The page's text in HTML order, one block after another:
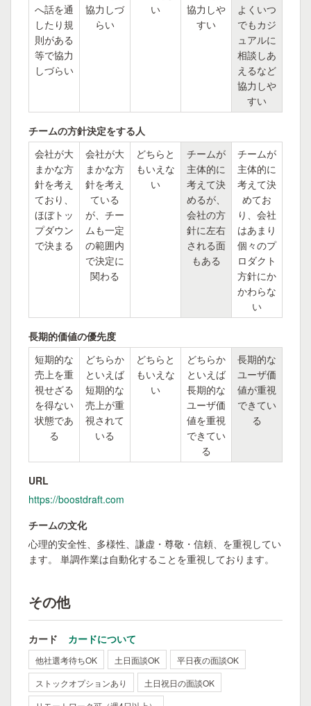
へ話を通
したり規
則がある
等で協力
しづらい
協力しづ
らい
い
協力しや
すい
よくいつ
でもカジ
ュアルに
相談しあ
えるなど
協力しや
すい
チームの方針決定をする人
会社が大
まかな方
針を考え
ており、
ほぼトッ
プダウン
で決まる
会社が大
まかな方
針を考え
ている
が、チー
ムも一定
の範囲内
で決定に
関わる
どちらと
もいえな
い
チームが
主体的に
考えて決
めるが、
会社の方
針に左右
される面
もある
チームが
主体的に
考えて決
めてお
り、会社
はあまり
個々のプ
ロダクト
方針にか
かわらな
い
長期的価値の優先度
短期的な
売上を重
視せざる
を得ない
状態であ
る
どちらか
といえば
短期的な
売上が重
視されて
いる
どちらと
もいえな
い
どちらか
といえば
長期的な
ユーザ価
値を重視
できてい
る
長期的な
ユーザ価
値が重視
できてい
る
URL
https://boostdraft.com
チームの文化
心理的安全性、多様性、謙虚・尊敬・信頼、を重視してい
ます。 単調作業は自動化することを重視しております。
その他
カード カードについて
他社選考待ちOK 土日面談OK
平日夜の面談OK
ストックオプションあり
土日祝日の面談OK